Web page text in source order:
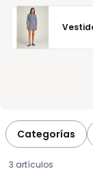
Categorías
3 artículos